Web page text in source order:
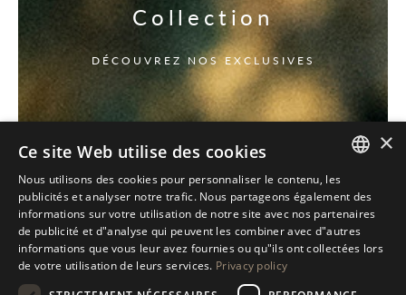
Collection
DÉCOUVREZ NOS EXCLUSIVES
ITALIAN
ENGLISH
SPANISH
×
Ce site Web utilise des cookies
Nous utilisons des cookies pour personnaliser le contenu, les
publicités et analyser notre trafic. Nous partageons également des
informations sur votre utilisation de notre site avec nos partenaires
de publicité et d"analyse qui peuvent les combiner avec d"autres
informations que vous leur avez fournies ou qu"ils ont collectées lors
de votre utilisation de leurs services. Privacy policy